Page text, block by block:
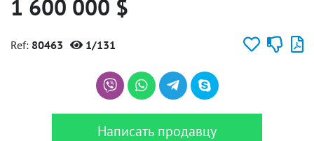
1 600 000 $
Ref: 80463 1/131
Написать продавцу